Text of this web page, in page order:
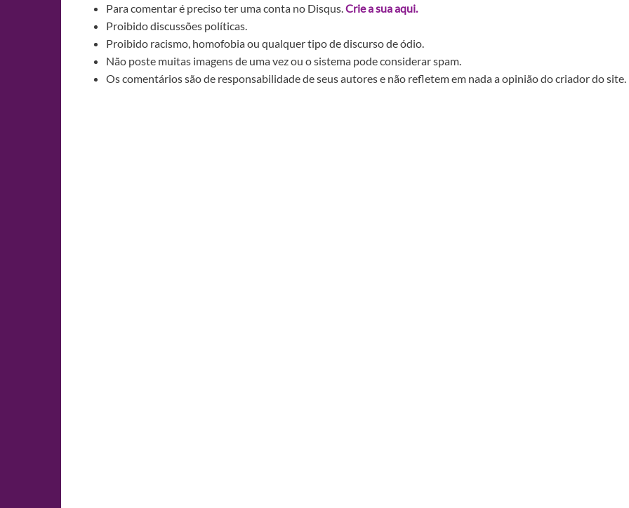
Para comentar é preciso ter uma conta no Disqus.Crie a sua aqui.
Proibido discussões políticas.
Proibido racismo, homofobia ou qualquer tipo de discurso de ódio.
Não poste muitas imagens de uma vez ou o sistema pode considerar spam.
Os comentários são de responsabilidade de seus autores e não refletem em nada a opinião do criador do site.